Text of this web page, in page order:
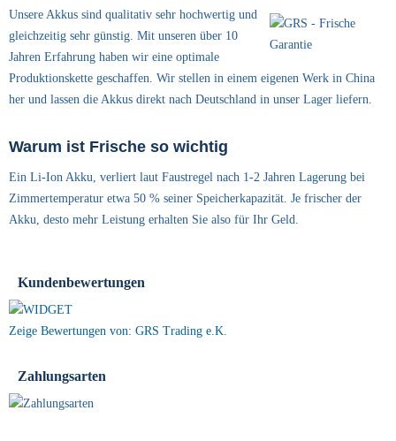
Unsere Akkus sind qualitativ sehr hochwertig und
gleichzeitig sehr günstig. Mit unseren über 10
Jahren Erfahrung haben wir eine optimale
Produktionskette geschaffen. Wir stellen in einem eigenen Werk in China
her und lassen die Akkus direkt nach Deutschland in unser Lager liefern.
Warum ist Frische so wichtig
Ein Li-Ion Akku, verliert laut Faustregel nach 1-2 Jahren Lagerung bei
Zimmertemperatur etwa 50 % seiner Speicherkapazität. Je frischer der
Akku, desto mehr Leistung erhalten Sie also für Ihr Geld.
Kundenbewertungen
Zeige Bewertungen von: GRS Trading e.K.
Zahlungsarten